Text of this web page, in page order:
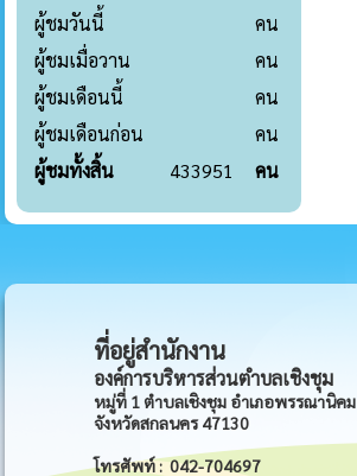
ผู้ชมวันนี้
คน
ผู้ชมเมื่อวาน
คน
ผู้ชมเดือนนี้
คน
ผู้ชมเดือนก่อน
คน
ผู้ชมทั้งสิ้น
433951 คน
ที่อยู่สำนักงาน
องค์การบริหารส่วนตำบลเชิงชุม
หมู่ที่ 1 ตำบลเชิงชุม อำเภอพรรณานิคม
จังหวัดสกลนคร 47130
โทรศัพท์ : 042-704697